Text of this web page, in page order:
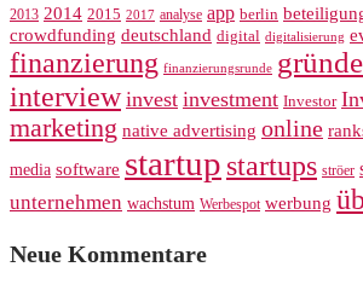
2013 2014 2015 2017 analyse app berlin
crowdfunding deutschland digital digitalisierung
finanzierung finanzierungsrunde
interview invest investment Investor
marketing native advertising online
media software startup startups ströer
unternehmen wachstum Werbespot werbung
Neue Kommentare